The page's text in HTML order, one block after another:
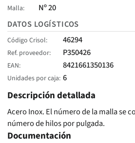
Malla
Nº 20
DATOS LOGÍSTICOS
Código Crisol 46294
Ref. proveedor P350426
EAN 8421661350136
Unidades por caja 6
Descripción detallada
Acero Inox. El número de la malla se
número de hilos por pulgada.
Documentación